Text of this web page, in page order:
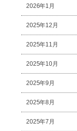
2026年1月
2025年12月
2025年11月
2025年10月
2025年9月
2025年8月
2025年7月